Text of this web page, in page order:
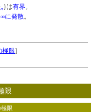
n}は有界 。
∞に発散。
極限]
限
限